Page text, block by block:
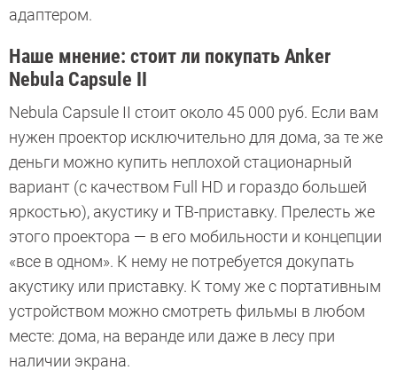
адаптером.
Наше мнение: стоит ли покупать Anker
Nebula Capsule II
Nebula Capsule II стоит около 45 000 руб. Если вам
нужен проектор исключительно для дома, за те же
деньги можно купить неплохой стационарный
вариант (с качеством Full HD и гораздо большей
яркостью), акустику и ТВ-приставку. Прелесть же
этого проектора — в его мобильности и концепции
«все в одном». К нему не потребуется докупать
акустику или приставку. К тому же с портативным
устройством можно смотреть фильмы в любом
месте: дома, на веранде или даже в лесу при
наличии экрана.